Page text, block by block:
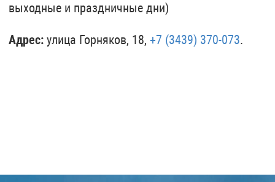
выходные и праздничные дни)
Адрес: улица Горняков, 18, +7 (3439) 370-073.